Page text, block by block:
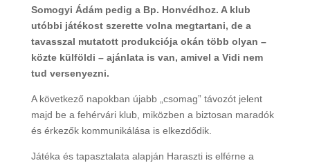
Somogyi Ádám pedig a Bp. Honvédhoz. A klub
utóbbi játékost szerette volna megtartani, de a
tavasszal mutatott produkciója okán több olyan –
közte külföldi – ajánlata is van, amivel a Vidi nem
tud versenyezni.
A következő napokban újabb „csomag” távozót jelent
majd be a fehérvári klub, miközben a biztosan maradók
és érkezők kommunikálása is elkezdődik.
Játéka és tapasztalata alapján Haraszti is elférne a